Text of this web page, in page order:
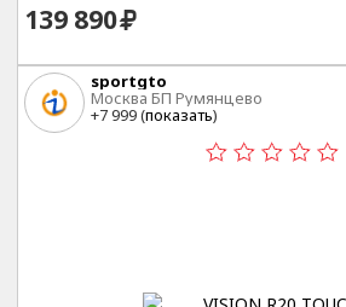
139 890
sportgto
Москва БП Румянцево
+7 999 (показать)